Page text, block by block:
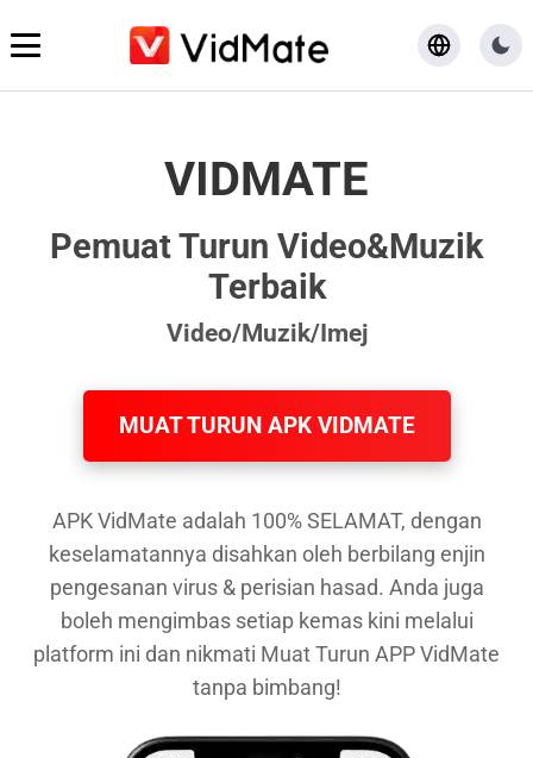
VIDMATE
Pemuat Turun Video&Muzik
Terbaik
Video/Muzik/Imej
MUAT TURUN APK VIDMATE
APK VidMate adalah 100% SELAMAT, dengan
keselamatannya disahkan oleh berbilang enjin
pengesanan virus & perisian hasad. Anda juga
boleh mengimbas setiap kemas kini melalui
platform ini dan nikmati Muat Turun APP VidMate
tanpa bimbang!